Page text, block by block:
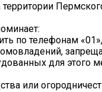
по телефонам «01»,
для этого
или